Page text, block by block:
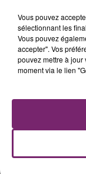
Vous pouvez
sélectionnant les
Vous pouvez
accepter". Vos
pouvez mettre à jour
moment via le lien